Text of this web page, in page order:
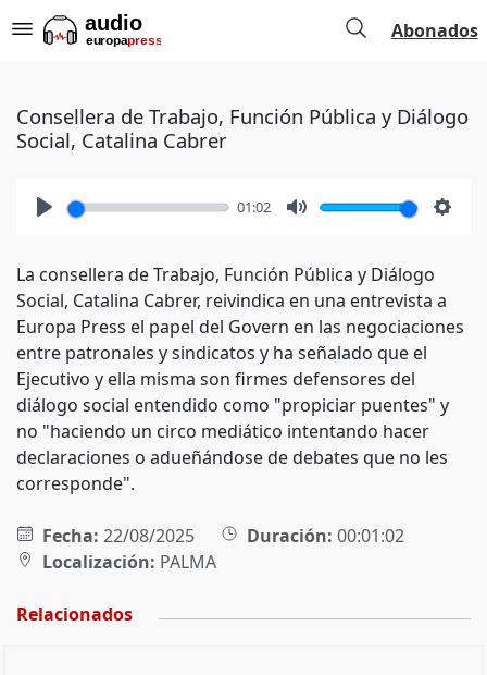
Abonados
Consellera de Trabajo, Función Pública y Diálogo
Social, Catalina Cabrer
01:02
La consellera de Trabajo, Función Pública y Diálogo
Social, Catalina Cabrer, reivindica en una entrevista a
Europa Press el papel del Govern en las negociaciones
entre patronales y sindicatos y ha señalado que el
Ejecutivo y ella misma son firmes defensores del
diálogo social entendido como "propiciar puentes" y
no "haciendo un circo mediático intentando hacer
declaraciones o adueñándose de debates que no les
corresponde".
Fecha: 22/08/2025 Duración: 00:01:02
Localización: PALMA
Relacionados